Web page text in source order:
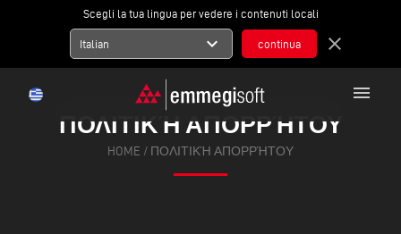
Scegli la tua lingua per vedere i contenuti locali
Italian expand_more close
menu
ΠΟΛΙΤΙΚΉ ΑΠΟΡΡΉΤΟΥ
HOME / ΠΟΛΙΤΙΚΉ ΑΠΟΡΡΉΤΟΥ